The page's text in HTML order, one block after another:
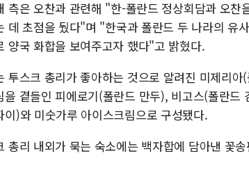
측은 오찬과 관련해 "한-폴란드 정상회담과 오
데 초점을 뒀다"며 "한국과 폴란드 두 나라의 유
양국 화합을 보여주고자 했다"고 밝혔다.
투스크 총리가 좋아하는 것으로 알려진 미제리
을 곁들인 피에로기(폴란드 만두), 비고스(폴란
이)와 미숫가루 아이스크림으로 구성됐다.
총리 내외가 묵는 숙소에는 백자합에 담아낸 꽃